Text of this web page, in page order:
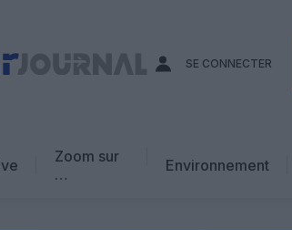
SE CONNECTER
Zoom sur
…
Environnement